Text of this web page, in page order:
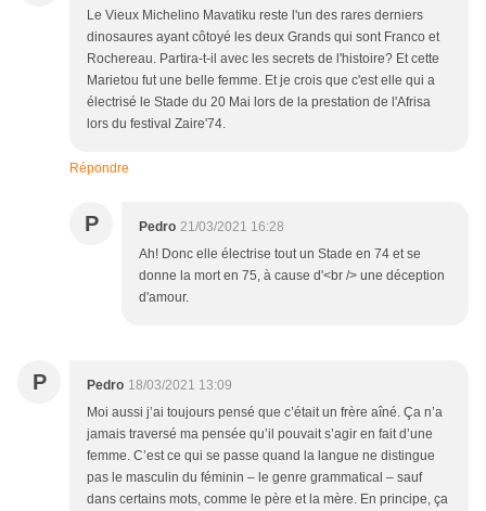
Le Vieux Michelino Mavatiku reste l'un des rares derniers
dinosaures ayant côtoyé les deux Grands qui sont Franco et
Rochereau. Partira-t-il avec les secrets de l'histoire? Et cette
Marietou fut une belle femme. Et je crois que c'est elle qui a
électrisé le Stade du 20 Mai lors de la prestation de l'Afrisa
lors du festival Zaire'74.
Répondre
P Pedro 21/03/2021 16:28
Ah! Donc elle électrise tout un Stade en 74 et se
donne la mort en 75, à cause d'<br /> une déception
d'amour.
P Pedro 18/03/2021 13:09
Moi aussi j’ai toujours pensé que c’était un frère aîné. Ça n’a
jamais traversé ma pensée qu’il pouvait s’agir en fait d’une
femme. C’est ce qui se passe quand la langue ne distingue
pas le masculin du féminin – le genre grammatical – sauf
dans certains mots, comme le père et la mère. En principe, ça